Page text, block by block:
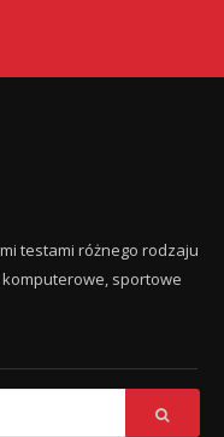
testami różnego rodzaju
sportowe